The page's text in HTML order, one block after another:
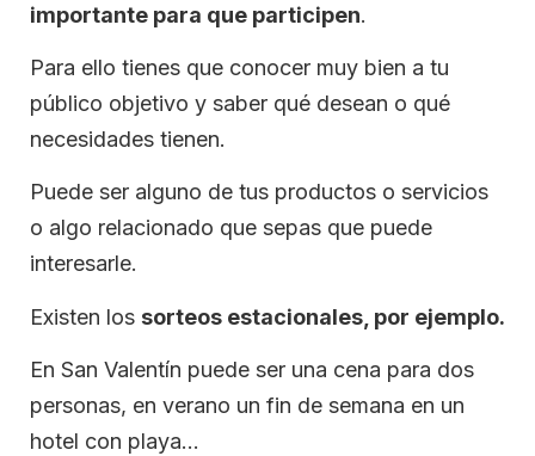
importante para que participen.
Para ello tienes que conocer muy bien a tu
público objetivo y saber qué desean o qué
necesidades tienen.
Puede ser alguno de tus productos o servicios
o algo relacionado que sepas que puede
interesarle.
Existen los sorteos estacionales, por ejemplo.
En San Valentín puede ser una cena para dos
personas, en verano un fin de semana en un
hotel con playa…